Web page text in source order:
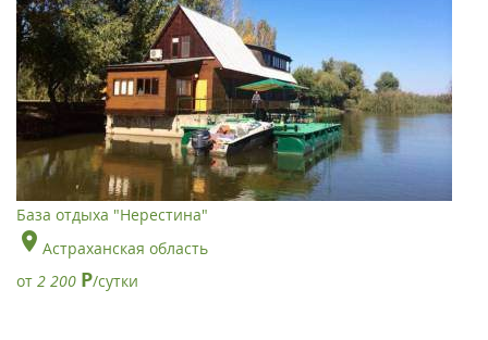
База отдыха "Нерестина"
Астраханская область
от 2 200 Р/сутки